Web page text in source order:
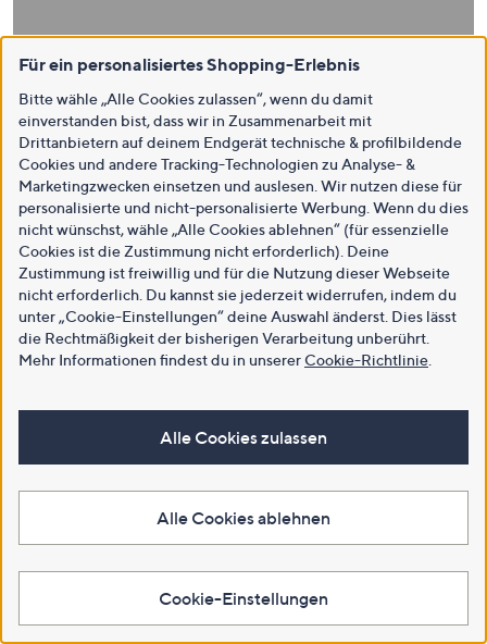
Für ein personalisiertes Shopping-Erlebnis
Bitte wähle „Alle Cookies zulassen“, wenn du damit
einverstanden bist, dass wir in Zusammenarbeit mit
Drittanbietern auf deinem Endgerät technische & profilbildende
Cookies und andere Tracking-Technologien zu Analyse- &
Marketingzwecken einsetzen und auslesen. Wir nutzen diese für
personalisierte und nicht-personalisierte Werbung. Wenn du dies
nicht wünschst, wähle „Alle Cookies ablehnen“ (für essenzielle
Cookies ist die Zustimmung nicht erforderlich). Deine
Zustimmung ist freiwillig und für die Nutzung dieser Webseite
nicht erforderlich. Du kannst sie jederzeit widerrufen, indem du
unter „Cookie-Einstellungen“ deine Auswahl änderst. Dies lässt
die Rechtmäßigkeit der bisherigen Verarbeitung unberührt.
Mehr Informationen findest du in unsererCookie-Richtlinie
Alle Cookies zulassen
Alle Cookies ablehnen
Cookie-Einstellungen